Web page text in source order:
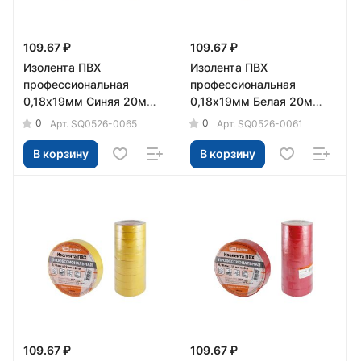
109.67 ₽
Изолента ПВХ
профессиональная
0,18х19мм Синяя 20м
TDM
0 Арт. SQ0526-0065
В корзину
109.67 ₽
Изолента ПВХ
профессиональная
0,18х19мм Белая 20м
TDM
0 Арт. SQ0526-0061
В корзину
109.67 ₽ 109.67 ₽